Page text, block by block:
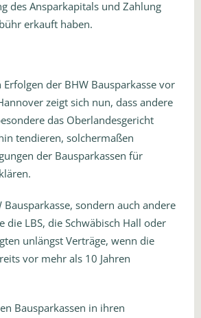
des Ansparkapitals und Zahlung
erkauft haben.
Erfolgen der BHW Bausparkasse vor
zeigt sich nun, dass andere
das Oberlandesgericht
tendieren, solchermaßen
der Bausparkassen für
sondern auch andere
die LBS, die Schwäbisch Hall oder
unlängst Verträge, wenn die
vor mehr als 10 Jahren
Bausparkassen in ihren